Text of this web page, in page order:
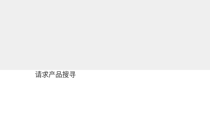
请求产品搜寻